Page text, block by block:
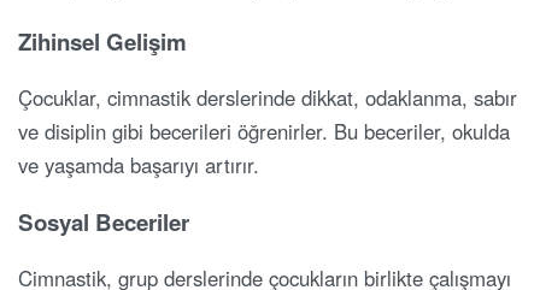
Zihinsel Gelişim
Çocuklar, cimnastik derslerinde dikkat, odaklanma, sabır
ve disiplin gibi becerileri öğrenirler. Bu beceriler, okulda
ve yaşamda başarıyı artırır.
Sosyal Beceriler
Cimnastik, grup derslerinde çocukların birlikte çalışmayı